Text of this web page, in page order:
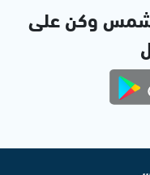
وكن على